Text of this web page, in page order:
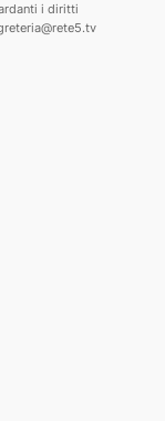
i diritti